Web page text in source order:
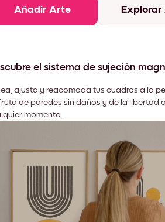
Añadir Arte
el sistema de sujeción
ajusta y reacomoda tus cuadros a la
de paredes sin daños y de la libertad
momento.